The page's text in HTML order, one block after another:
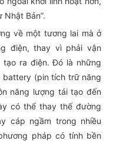
Bản”.
về một tương lai mà ở
điện, thay vì phải vận
tạo ra điện. Đó là những
(pin tích trữ năng
năng lượng tái tạo đến
có thể thay thế đường
cáp ngầm trong nhiều
pháp có tính bền